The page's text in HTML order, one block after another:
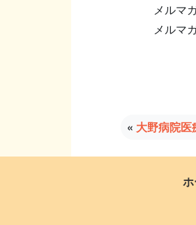
メルマ
メルマ
« 大野病院医